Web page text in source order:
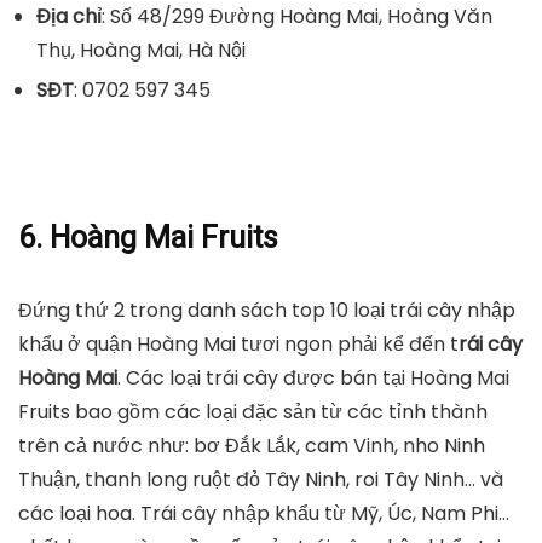
Địa chỉ: Số 48/299 Đường Hoàng Mai, Hoàng Văn
Thụ, Hoàng Mai, Hà Nội
SĐT: 0702 597 345
6. Hoàng Mai Fruits
Đứng thứ 2 trong danh sách top 10 loại trái cây nhập
khẩu ở quận Hoàng Mai tươi ngon phải kể đến trái cây
Hoàng Mai. Các loại trái cây được bán tại Hoàng Mai
Fruits bao gồm các loại đặc sản từ các tỉnh thành
trên cả nước như: bơ Đắk Lắk, cam Vinh, nho Ninh
Thuận, thanh long ruột đỏ Tây Ninh, roi Tây Ninh… và
các loại hoa. Trái cây nhập khẩu từ Mỹ, Úc, Nam Phi…